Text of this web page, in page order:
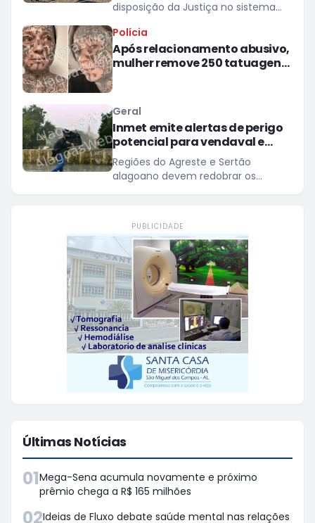
disposição da Justiça no sistema
Polícia
Após relacionamento abusivo,
mulher remove 250 tatuagens
Geral
Inmet emite alertas de perigo
potencial para vendaval e
baixa umidade em Alagoas
Regiões do Agreste e Sertão
alagoano devem redobrar os
PUBLICIDADE
Últimas Notícias
01Mega-Sena acumula novamente e próximo
prêmio chega a R$ 165 milhões
02Ideias de Fluxo debate saúde mental nas relações